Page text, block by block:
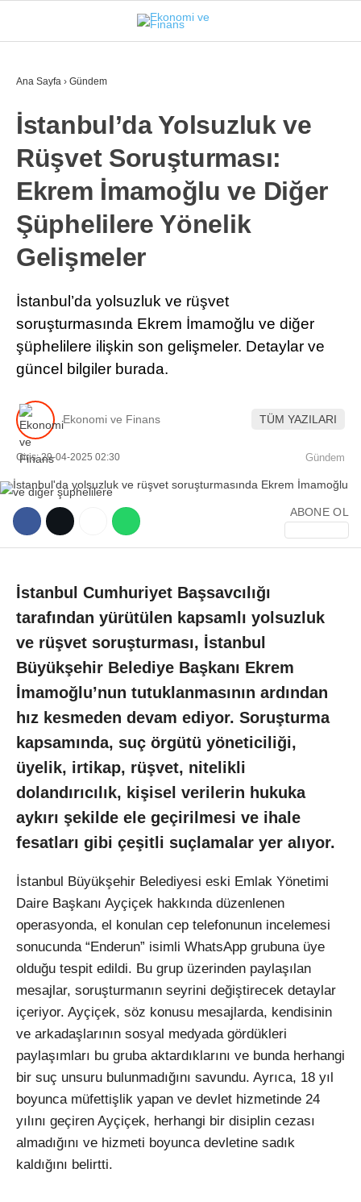
WhatsApp İhbar Hattı
Instagram
Youtube
İSTANBUL
GÜNDEM
EKONOMI
FINANS
BORSA
KRIPTO
SEKTÖRLER
TEKNOLOJI
OTOMOBIL
Ana Sayfa › Gündem
İstanbul’da Yolsuzluk ve
Rüşvet Soruşturması:
Ekrem İmamoğlu ve Diğer
Şüphelilere Yönelik
Gelişmeler
İstanbul’da yolsuzluk ve rüşvet
soruşturmasında Ekrem İmamoğlu ve diğer
şüphelilere ilişkin son gelişmeler. Detaylar ve
güncel bilgiler burada.
Ekonomi ve Finans TÜM YAZILARI
Giriş: 29-04-2025 02:30 Gündem
ABONE OL
İstanbul Cumhuriyet Başsavcılığı
tarafından yürütülen kapsamlı yolsuzluk
ve rüşvet soruşturması, İstanbul
Büyükşehir Belediye Başkanı Ekrem
İmamoğlu’nun tutuklanmasının ardından
hız kesmeden devam ediyor. Soruşturma
kapsamında, suç örgütü yöneticiliği,
üyelik, irtikap, rüşvet, nitelikli
dolandırıcılık, kişisel verilerin hukuka
aykırı şekilde ele geçirilmesi ve ihale
fesatları gibi çeşitli suçlamalar yer alıyor.
İstanbul Büyükşehir Belediyesi eski Emlak Yönetimi
Daire Başkanı Ayçiçek hakkında düzenlenen
operasyonda, el konulan cep telefonunun incelemesi
sonucunda “Enderun” isimli WhatsApp grubuna üye
olduğu tespit edildi. Bu grup üzerinden paylaşılan
mesajlar, soruşturmanın seyrini değiştirecek detaylar
içeriyor. Ayçiçek, söz konusu mesajlarda, kendisinin
ve arkadaşlarının sosyal medyada gördükleri
paylaşımları bu gruba aktardıklarını ve bunda herhangi
bir suç unsuru bulunmadığını savundu. Ayrıca, 18 yıl
boyunca müfettişlik yapan ve devlet hizmetinde 24
yılını geçiren Ayçiçek, herhangi bir disiplin cezası
almadığını ve hizmeti boyunca devletine sadık
kaldığını belirtti.